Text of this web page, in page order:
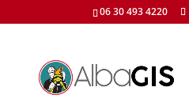
06 30 493 4220